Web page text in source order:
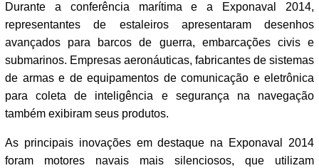
Durante a conferência marítima e a Exponaval 2014,
representantes de estaleiros apresentaram desenhos
avançados para barcos de guerra, embarcações civis e
submarinos. Empresas aeronáuticas, fabricantes de sistemas
de armas e de equipamentos de comunicação e eletrônica
para coleta de inteligência e segurança na navegação
também exibiram seus produtos.
As principais inovações em destaque na Exponaval 2014
foram motores navais mais silenciosos, que utilizam